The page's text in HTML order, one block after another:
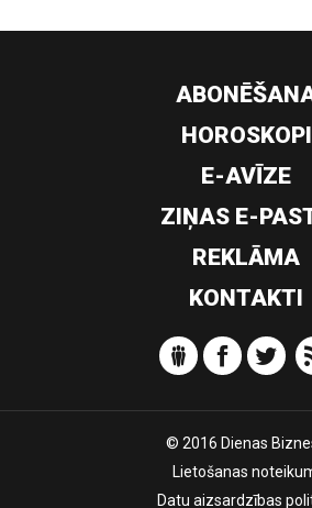
HOROSKOPI
E-AVĪZE
ZIŅAS E-
REKLĀMA
KONTAKTI
© 2016 Dienas
Lietošanas
Datu aizsardzības